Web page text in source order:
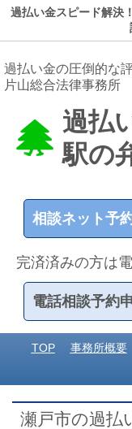
過払い金スピード解決
過払い金の圧倒的な
片山総合法律事務所
過払
駅の
相談ネット予
完済済みの方は
電話相談予約
TOP 事務所概要
瀬戸市の過払